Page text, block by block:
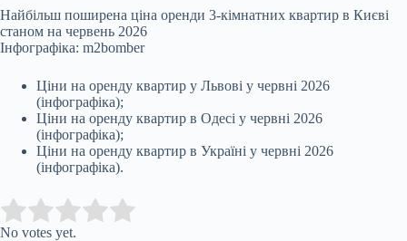
Найбільш поширена ціна оренди 3-кімнатних квартир в Києві
станом на червень 2026
Інфографіка: m2bomber
Ціни на оренду квартир у Львові у червні 2026
(інфографіка);
Ціни на оренду квартир в Одесі у червні 2026
(інфографіка);
Ціни на оренду квартир в Україні у червні 2026
(інфографіка).
Rate this item:
No votes yet.